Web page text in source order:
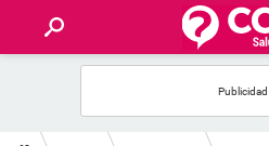
FOROS